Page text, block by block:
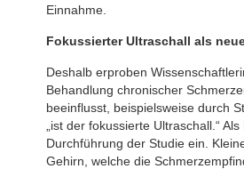
Einnahme.
Fokussierter Ultraschall als
Deshalb erproben
Behandlung chronischer
beeinflusst, beispielsweise durch
„ist der fokussierte Ultraschall.“
Durchführung der Studie ein.
Gehirn, welche die